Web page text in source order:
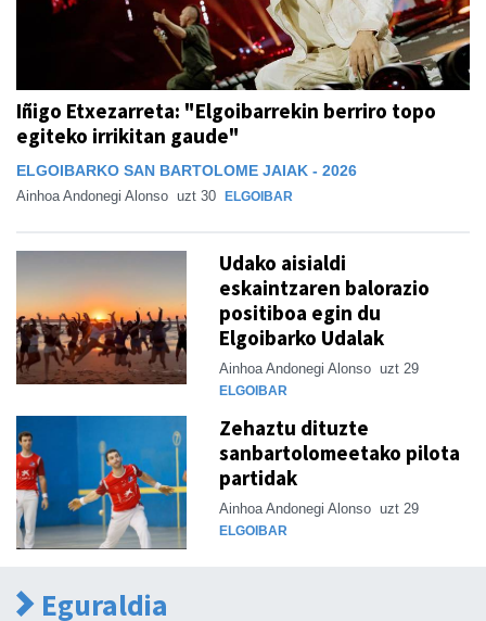
Iñigo Etxezarreta: "Elgoibarrekin berriro topo
egiteko irrikitan gaude"
ELGOIBARKO SAN BARTOLOME JAIAK - 2026
Ainhoa Andonegi Alonso uzt 30 ELGOIBAR
Udako aisialdi
eskaintzaren balorazio
positiboa egin du
Elgoibarko Udalak
Ainhoa Andonegi Alonso uzt 29
ELGOIBAR
Zehaztu dituzte
sanbartolomeetako pilota
partidak
Ainhoa Andonegi Alonso uzt 29
ELGOIBAR
Eguraldia